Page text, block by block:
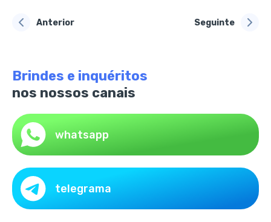
Anterior Seguinte
Brindes e inquéritos
nos nossos canais
whatsapp
telegrama